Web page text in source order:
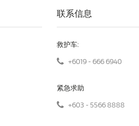
联系信息
救护车:
+6019 - 666 6940
紧急求助
+603 - 5566 8888